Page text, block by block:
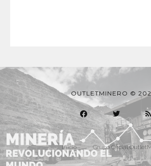
OUTLETMINERO ©
Inicio Grupo Oficial